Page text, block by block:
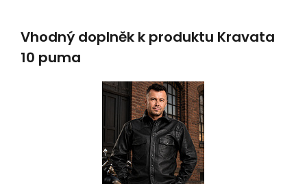
Vhodný doplněk k produktu Kravata
10 puma